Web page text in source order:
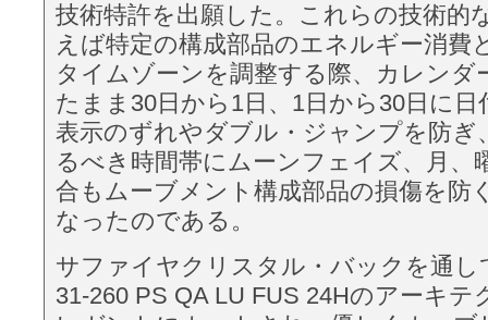
技術特許を出願した。これらの技術的
えば特定の構成部品のエネルギー消費
タイムゾーンを調整する際、カレンダ
たまま30日から1日、1日から30日に日
表示のずれやダブル・ジャンプを防ぎ
るべき時間帯にムーンフェイズ、月、
合もムーブメント構成部品の損傷を防
なったのである。
サファイヤクリスタル・バックを通し
31-260 PS QA LU FUS 24Hのアーキテ